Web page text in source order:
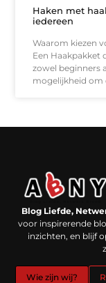
Haken met
iedereen
Waarom kiezen
Een Haakpakket
zowel beginners
mogelijkheid om
Blog Liefde,
voor inspirerende
inzichten, en blijf
Wie zijn wij?